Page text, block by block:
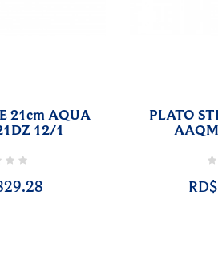
21cm AQUA
12/1
PLATO